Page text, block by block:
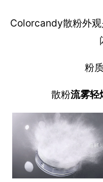
Colorcandy散粉外
粉
散粉流雾轻